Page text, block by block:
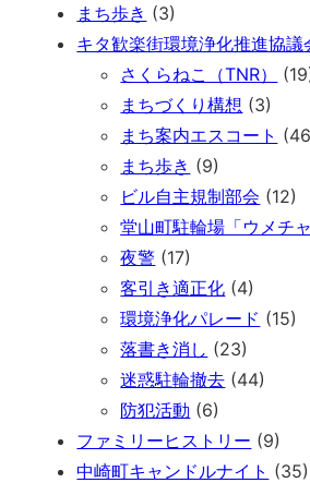
まち歩き (3)
キタ歓楽街環境浄化推進協議
さくらねこ（TNR）
まちづくり構想 (3)
まち案内エスコート
まち歩き (9)
ビル自主規制部会 (12)
堂山町駐輪場「ウメチャ
夜警 (17)
客引き適正化 (4)
環境浄化パレード (15)
落書き消し (23)
迷惑駐輪撤去 (44)
防犯活動 (6)
ファミリーヒストリー (9)
中崎町キャンドルナイト (35)